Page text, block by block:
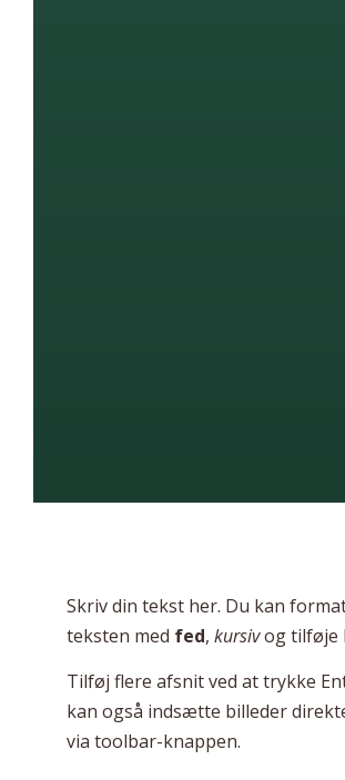
Skriv din tekst her. Du kan
teksten med fed, kursivog tilføje
Tilføj flere afsnit ved at trykke
kan også indsætte billeder
via toolbar-knappen.